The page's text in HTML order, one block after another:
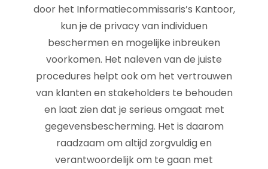
door het Informatiecommissaris’s Kantoor,
kun je de privacy van individuen
beschermen en mogelijke inbreuken
voorkomen. Het naleven van de juiste
procedures helpt ook om het vertrouwen
van klanten en stakeholders te behouden
en laat zien dat je serieus omgaat met
gegevensbescherming. Het is daarom
raadzaam om altijd zorgvuldig en
verantwoordelijk om te gaan met